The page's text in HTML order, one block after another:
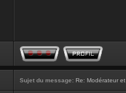
Sujet du message: Re: Modérateur